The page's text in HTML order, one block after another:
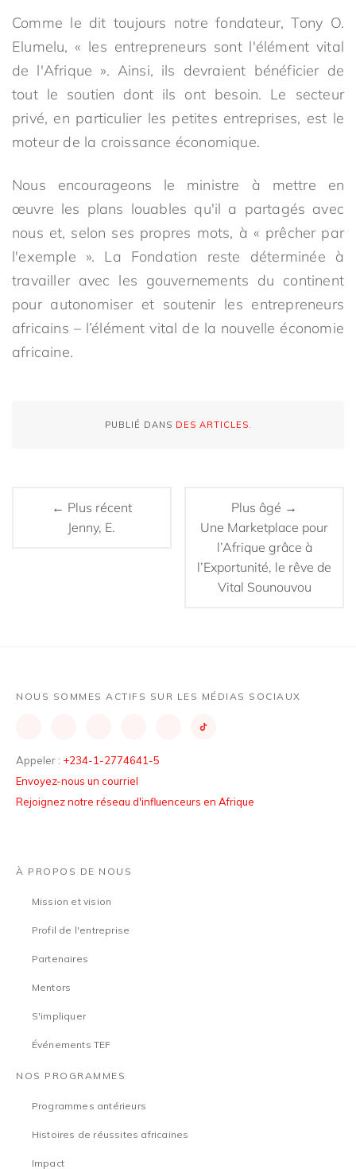
Comme le dit toujours notre fondateur, Tony O.
Elumelu, « les entrepreneurs sont l'élément vital
de l'Afrique ». Ainsi, ils devraient bénéficier de
tout le soutien dont ils ont besoin. Le secteur
privé, en particulier les petites entreprises, est le
moteur de la croissance économique.
Nous encourageons le ministre à mettre en
œuvre les plans louables qu'il a partagés avec
nous et, selon ses propres mots, à « prêcher par
l'exemple ». La Fondation reste déterminée à
travailler avec les gouvernements du continent
pour autonomiser et soutenir les entrepreneurs
africains – l’élément vital de la nouvelle économie
africaine.
PUBLIÉ DANS DES ARTICLES.
← Plus récent
Jenny, E.
Plus âgé →
Une Marketplace pour
l’Afrique grâce à
l’Exportunité, le rêve de
Vital Sounouvou
NOUS SOMMES ACTIFS SUR LES MÉDIAS SOCIAUX
Appeler : +234-1-2774641-5
Envoyez-nous un courriel
Rejoignez notre réseau d'influenceurs en Afrique
À PROPOS DE NOUS
Mission et vision
Profil de l'entreprise
Partenaires
Mentors
S'impliquer
Événements TEF
NOS PROGRAMMES
Programmes antérieurs
Histoires de réussites africaines
Impact